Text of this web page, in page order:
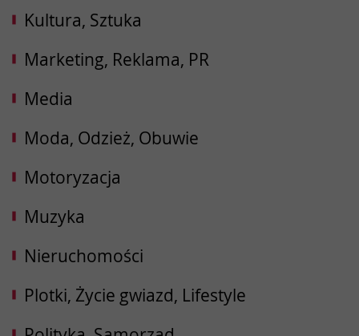
Kultura, Sztuka
Marketing, Reklama, PR
Media
Moda, Odzież, Obuwie
Motoryzacja
Muzyka
Nieruchomości
Plotki, Życie gwiazd, Lifestyle